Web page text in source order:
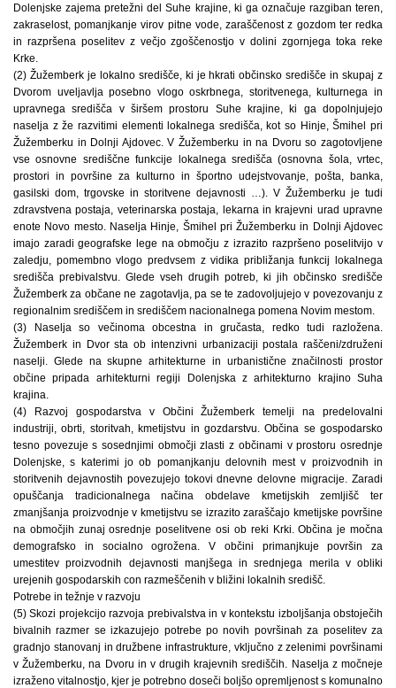
Dolenjske zajema pretežni del Suhe krajine, ki ga označuje razgiban teren,
zakraselost, pomanjkanje virov pitne vode, zaraščenost z gozdom ter redka
in razpršena poselitev z večjo zgoščenostjo v dolini zgornjega toka reke
Krke.
(2) Žužemberk je lokalno središče, ki je hkrati občinsko središče in skupaj z
Dvorom uveljavlja posebno vlogo oskrbnega, storitvenega, kulturnega in
upravnega središča v širšem prostoru Suhe krajine, ki ga dopolnjujejo
naselja z že razvitimi elementi lokalnega središča, kot so Hinje, Šmihel pri
Žužemberku in Dolnji Ajdovec. V Žužemberku in na Dvoru so zagotovljene
vse osnovne središčne funkcije lokalnega središča (osnovna šola, vrtec,
prostori in površine za kulturno in športno udejstvovanje, pošta, banka,
gasilski dom, trgovske in storitvene dejavnosti …). V Žužemberku je tudi
zdravstvena postaja, veterinarska postaja, lekarna in krajevni urad upravne
enote Novo mesto. Naselja Hinje, Šmihel pri Žužemberku in Dolnji Ajdovec
imajo zaradi geografske lege na območju z izrazito razpršeno poselitvijo v
zaledju, pomembno vlogo predvsem z vidika približanja funkcij lokalnega
središča prebivalstvu. Glede vseh drugih potreb, ki jih občinsko središče
Žužemberk za občane ne zagotavlja, pa se te zadovoljujejo v povezovanju z
regionalnim središčem in središčem nacionalnega pomena Novim mestom.
(3) Naselja so večinoma obcestna in gručasta, redko tudi razložena.
Žužemberk in Dvor sta ob intenzivni urbanizaciji postala raščeni/združeni
naselji. Glede na skupne arhitekturne in urbanistične značilnosti prostor
občine pripada arhitekturni regiji Dolenjska z arhitekturno krajino Suha
krajina.
(4) Razvoj gospodarstva v Občini Žužemberk temelji na predelovalni
industriji, obrti, storitvah, kmetijstvu in gozdarstvu. Občina se gospodarsko
tesno povezuje s sosednjimi območji zlasti z občinami v prostoru osrednje
Dolenjske, s katerimi jo ob pomanjkanju delovnih mest v proizvodnih in
storitvenih dejavnostih povezujejo tokovi dnevne delovne migracije. Zaradi
opuščanja tradicionalnega načina obdelave kmetijskih zemljišč ter
zmanjšanja proizvodnje v kmetijstvu se izrazito zaraščajo kmetijske površine
na območjih zunaj osrednje poselitvene osi ob reki Krki. Občina je močna
demografsko in socialno ogrožena. V občini primanjkuje površin za
umestitev proizvodnih dejavnosti manjšega in srednjega merila v obliki
urejenih gospodarskih con razmeščenih v bližini lokalnih središč.
Potrebe in težnje v razvoju
(5) Skozi projekcijo razvoja prebivalstva in v kontekstu izboljšanja obstoječih
bivalnih razmer se izkazujejo potrebe po novih površinah za poselitev za
gradnjo stanovanj in družbene infrastrukture, vključno z zelenimi površinami
v Žužemberku, na Dvoru in v drugih krajevnih središčih. Naselja z močneje
izraženo vitalnostjo, kjer je potrebno doseči boljšo opremljenost s komunalno